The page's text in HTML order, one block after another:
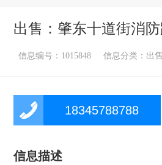
出售：肇东十道街消
信息编号：1015848 信息分类：出
18345788788
信息描述